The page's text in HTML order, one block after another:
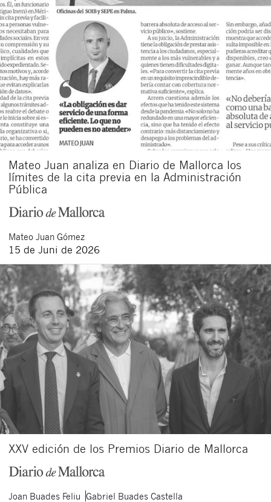
Mateo Juan analiza en Diario de Mallorca los
límites de la cita previa en la Administración
Pública
Mateo Juan Gómez
15 de Juni de 2026
XXV edición de los Premios Diario de Mallorca
Joan Buades Feliu Gabriel Buades Castella